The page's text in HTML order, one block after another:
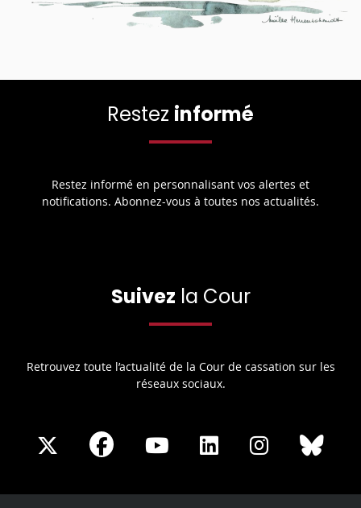
Restez informé
Restez informé en personnalisant vos alertes et
notifications. Abonnez-vous à toutes nos actualités.
Suivez la Cour
Retrouvez toute l’actualité de la Cour de cassation sur les
réseaux sociaux.
Share
X
Share
Facebook
Share
Youtube
Share
LinkedIn
Share
Instagram